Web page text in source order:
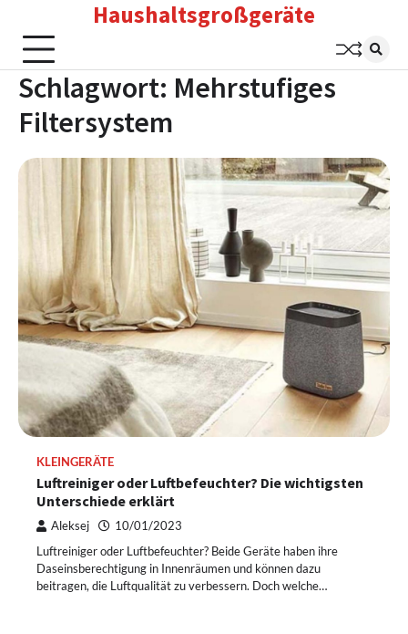
content
Haushaltsgroßgeräte
Schlagwort: Mehrstufiges
Filtersystem
KLEINGERÄTE
Luftreiniger oder Luftbefeuchter? Die wichtigsten
Unterschiede erklärt
Aleksej 10/01/2023
Luftreiniger oder Luftbefeuchter? Beide Geräte haben ihre
Daseinsberechtigung in Innenräumen und können dazu
beitragen, die Luftqualität zu verbessern. Doch welche…